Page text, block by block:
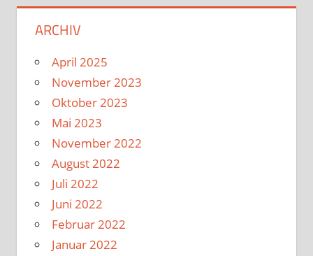
ARCHIV
April 2025
November 2023
Oktober 2023
Mai 2023
November 2022
August 2022
Juli 2022
Juni 2022
Februar 2022
Januar 2022